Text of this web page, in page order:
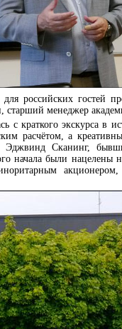
для российских гостей
старший менеджер
с краткого экскурса
расчётом, а
Эджвинд Сканинг,
начала были нацелены